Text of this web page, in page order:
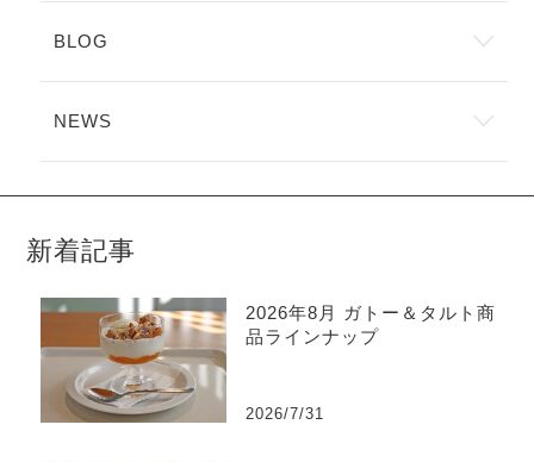
BLOG
NEWS
新着記事
2026年8月 ガトー＆タルト商
品ラインナップ
2026/7/31